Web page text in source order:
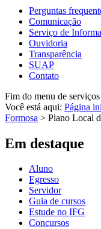
Perguntas
Comunicação
Serviço de
Ouvidoria
Transparência
SUAP
Contato
Fim do menu de serviços
Você está aqui: Página
Formosa > Plano Local
Em destaque
Aluno
Egresso
Servidor
Guia de cursos
Estude no IFG
Concursos